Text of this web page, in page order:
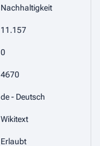
Nachhaltigkeit
11.157
0
4670
de - Deutsch
Wikitext
Erlaubt